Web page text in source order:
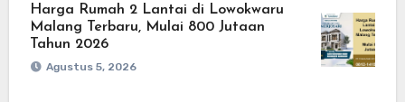
Harga Rumah 2 Lantai di Lowokwaru
Malang Terbaru, Mulai 800 Jutaan
Tahun 2026
Agustus 5, 2026